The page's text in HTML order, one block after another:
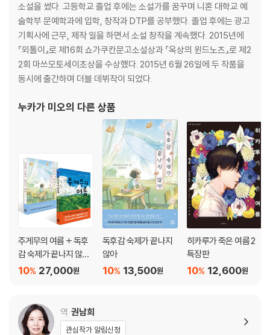
소설을 썼다. 고등학교 졸업 후에는 소설가를 꿈꾸며 니혼 대학교 예
술학부 문예학과에 입학, 창작과 DTP를 공부했다. 졸업 후에는 광고
기획사에 근무, 제작 일을 하면서 소설 창작을 계속했다. 2015년에
『외톨이』로 제16회 쇼가쿠칸문고소설상과 『옥상의 윈드노츠』로 제2
2회 마쓰모토세이초상을 수상했다. 2015년 6월 26일에 두 작품을
동시에 출간하며 더블 데뷔작이 되었다.
누카가 미오의 다른 상품
주게무의 여름 + 독후
감 숙제가 끝나지 않아
세트 27,000원
10%
독후감 숙제가 끝나지
않아
13,500원
10%
히카루가 죽은 여름 2
특장판
12,600원
10%
역 권남희
관심작가 알림신청